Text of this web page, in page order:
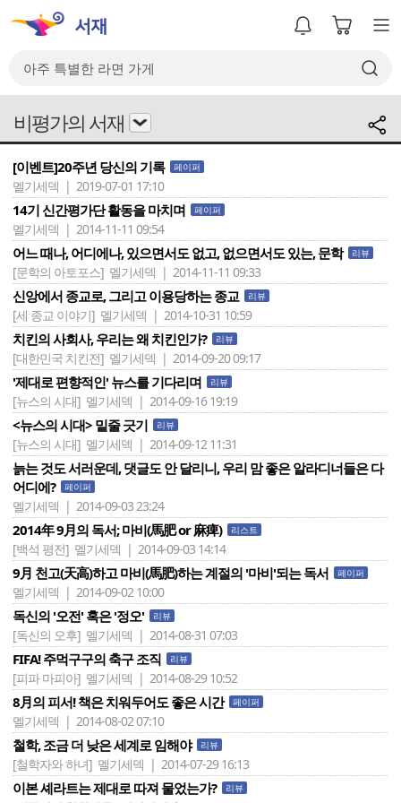
비평가의 서재
[이벤트]20주년 당신의 기록 페이퍼
멜기세덱 | 2019-07-01 17:10
14기 신간평가단 활동을 마치며 페이퍼
멜기세덱 | 2014-11-11 09:54
어느 때나, 어디에나, 있으면서도 없고, 없으면서도 있는, 문학 리뷰
[문학의 아토포스] 멜기세덱 | 2014-11-11 09:33
신앙에서 종교로, 그리고 이용당하는 종교 리뷰
[세 종교 이야기] 멜기세덱 | 2014-10-31 10:59
치킨의 사회사, 우리는 왜 치킨인가? 리뷰
[대한민국 치킨전] 멜기세덱 | 2014-09-20 09:17
'제대로 편향적인' 뉴스를 기다리며 리뷰
[뉴스의 시대] 멜기세덱 | 2014-09-16 19:19
<뉴스의 시대> 밑줄 긋기 리뷰
[뉴스의 시대] 멜기세덱 | 2014-09-12 11:31
늙는 것도 서러운데, 댓글도 안 달리니, 우리 맘 좋은 알라디너들은 다
어디에?
페이퍼
멜기세덱 | 2014-09-03 23:24
2014年 9月의 독서; 마비(馬肥 or 麻痺) 리스트
[백석 평전] 멜기세덱 | 2014-09-03 14:14
9月 천고(天高)하고 마비(馬肥)하는 계절의 '마비'되는 독서 페이퍼
멜기세덱 | 2014-09-02 10:00
독신의 '오전' 혹은 '정오' 리뷰
[독신의 오후] 멜기세덱 | 2014-08-31 07:03
FIFA! 주먹구구의 축구 조직 리뷰
[피파 마피아] 멜기세덱 | 2014-08-29 10:52
8月의 피서! 책은 치워두어도 좋은 시간 페이퍼
멜기세덱 | 2014-08-02 07:10
철학, 조금 더 낮은 세계로 임해야 리뷰
[철학자와 하녀] 멜기세덱 | 2014-07-29 16:13
이본 셰라트는 제대로 따져 물었는가? 리뷰